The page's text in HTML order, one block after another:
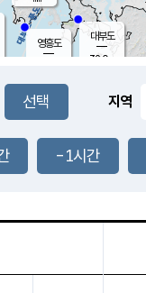
풍도
1.1m/s
영흥도
대부도
32.0
지역
-1시간